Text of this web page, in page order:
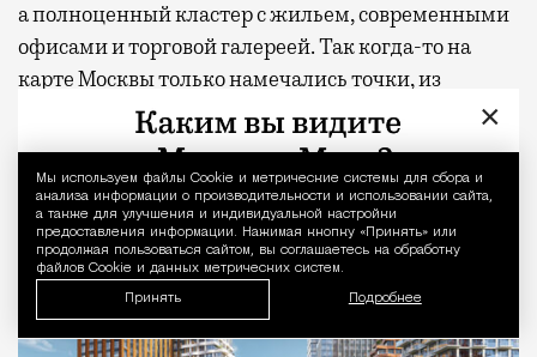
Уведомление
Мы используем файлы Сookie и метрические системы для сбора и
анализа информации о производительности и использовании сайта,
а также для улучшения и индивидуальной настройки
предоставления информации. Нажимая кнопку «Принять» или
продолжая пользоваться сайтом, вы соглашаетесь на обработку
файлов Cookie и данных метрических систем.
Принять Подробнее
а полноценный кластер с жильем, современными
офисами и торговой галереей. Так когда-то на
карте Москвы только намечались точки, из
которых потом выросли самые желанные адреса
города. Сокольники явно претендуют на то же
место в этом списке, просто в гораздо больших
масштабах.
×